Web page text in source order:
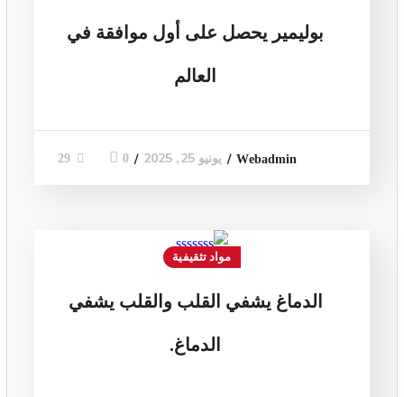
بوليمير يحصل على أول موافقة في
العالم
Webadmin يونيو 25, 2025 0
29
مواد تثقيفية
الدماغ يشفي القلب والقلب يشفي
الدماغ.